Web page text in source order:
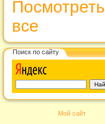
Посмотреть
все
Поиск по сайту
Мой сайт